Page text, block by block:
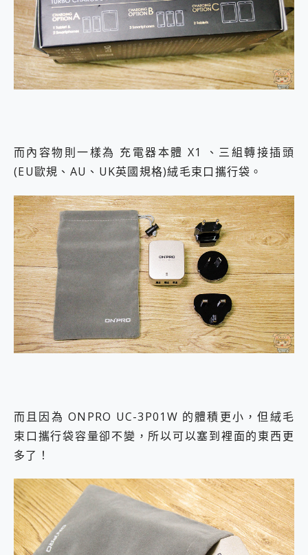
而內容物則一樣為 充電器本體 X1 、三組轉接插頭
(EU歐規、AU、UK英國規格)絨毛束口攜行袋。
而且因為 ONPRO UC-3P01W 的體積更小，但絨毛
束口攜行袋容量卻不變，所以可以塞到裡面的東西更
多了！